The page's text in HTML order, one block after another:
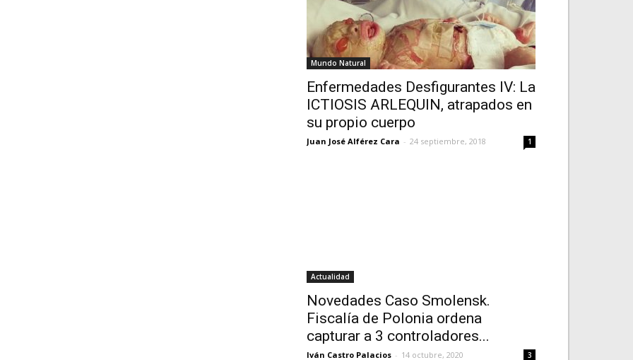
Mundo Natural
Enfermedades Desfigurantes IV: La
ICTIOSIS ARLEQUIN, atrapados en
su propio cuerpo
Juan José Alférez Cara - 24 septiembre, 2018 1
Actualidad
Novedades Caso Smolensk.
Fiscalía de Polonia ordena
capturar a 3 controladores...
Iván Castro Palacios - 14 octubre, 2020 3